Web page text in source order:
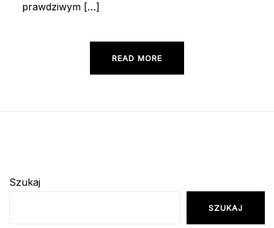
prawdziwym […]
READ MORE
Szukaj
SZUKAJ